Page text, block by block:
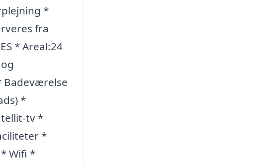
*
fra
* Areal:24
Badeværelse
*
tv *
*
Wifi *